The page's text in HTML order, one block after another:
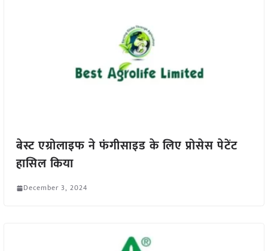
बेस्ट एग्रोलाइफ ने फंगीसाइड के लिए प्रोसेस पेटेंट
हासिल किया
December 3, 2024